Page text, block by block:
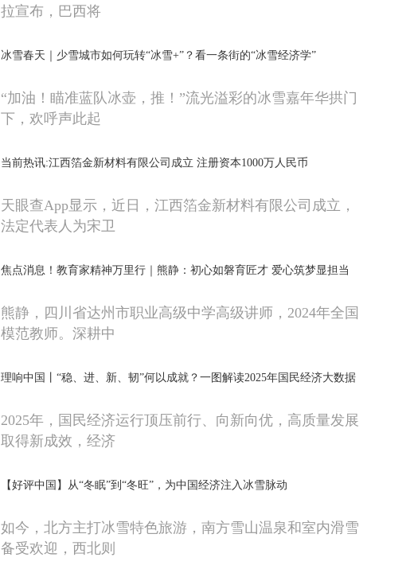
拉宣布，巴西将
冰雪春天｜少雪城市如何玩转“冰雪+”？看一条街的“冰雪经济学”
“加油！瞄准蓝队冰壶，推！”流光溢彩的冰雪嘉年华拱门
下，欢呼声此起
当前热讯:江西箔金新材料有限公司成立 注册资本1000万人民币
天眼查App显示，近日，江西箔金新材料有限公司成立，
法定代表人为宋卫
焦点消息！教育家精神万里行｜熊静：初心如磐育匠才 爱心筑梦显担当
熊静，四川省达州市职业高级中学高级讲师，2024年全国
模范教师。深耕中
理响中国丨“稳、进、新、韧”何以成就？一图解读2025年国民经济大数据
2025年，国民经济运行顶压前行、向新向优，高质量发展
取得新成效，经济
【好评中国】从“冬眠”到“冬旺”，为中国经济注入冰雪脉动
如今，北方主打冰雪特色旅游，南方雪山温泉和室内滑雪
备受欢迎，西北则